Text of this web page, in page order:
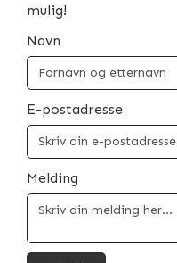
mulig!
Navn
E-postadresse
Melding